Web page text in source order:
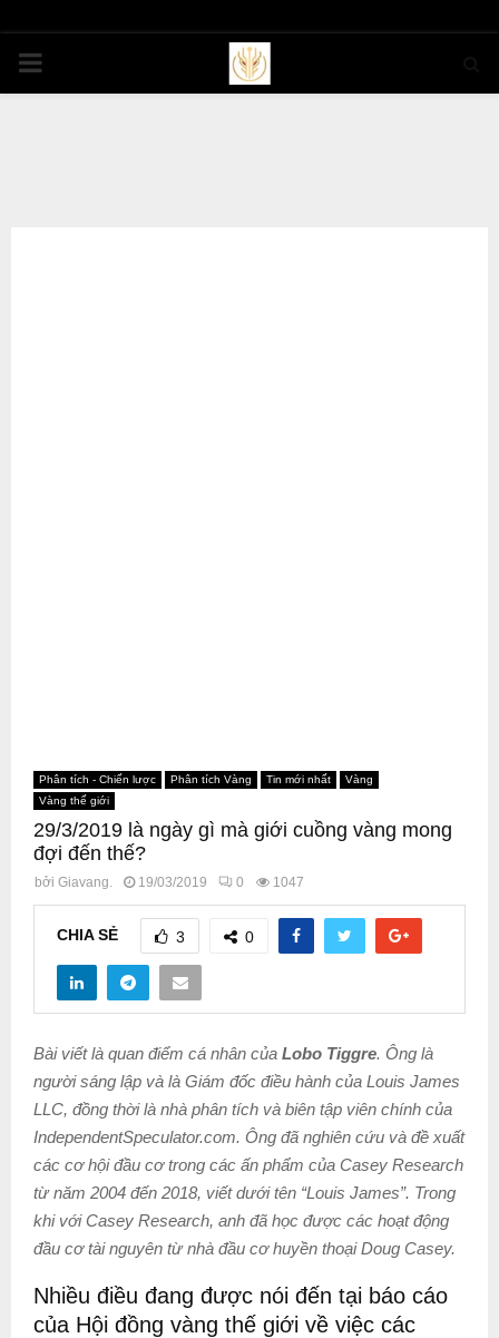
PRIMARY
Phân tích - Chiến lược Phân tích Vàng Tin mới nhất
Vàng
Vàng thế giới
29/3/2019 là ngày gì mà giới cuồng vàng mong
đợi đến thế?
bởi Giavang. 19/03/2019 0 1047
CHIA SẺ 3 0
Bài viết là quan điểm cá nhân của Lobo Tiggre. Ông là
người sáng lập và là Giám đốc điều hành của Louis James
LLC, đồng thời là nhà phân tích và biên tập viên chính của
IndependentSpeculator.com. Ông đã nghiên cứu và đề xuất
các cơ hội đầu cơ trong các ấn phẩm của Casey Research
từ năm 2004 đến 2018, viết dưới tên “Louis James”. Trong
khi với Casey Research, anh đã học được các hoạt động
đầu cơ tài nguyên từ nhà đầu cơ huyền thoại Doug Casey.
Nhiều điều đang được nói đến tại báo cáo
của Hội đồng vàng thế giới về việc các